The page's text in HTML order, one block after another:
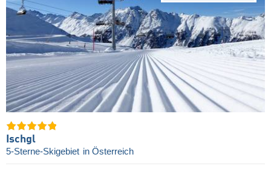
Ischgl
5-Sterne-Skigebiet in Österreich